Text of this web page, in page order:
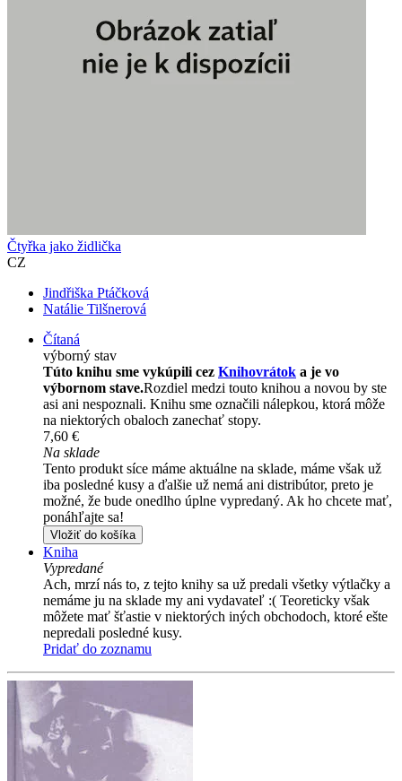
Čtyřka jako židlička
CZ
Jindřiška Ptáčková
Natálie Tilšnerová
Čítaná
výborný stav
Túto knihu sme vykúpili cez Knihovrátok a je vo
výbornom stave.Rozdiel medzi touto knihou a novou by ste
asi ani nespoznali. Knihu sme označili nálepkou, ktorá môže
na niektorých obaloch zanechať stopy.
7,60 €
Na sklade
Tento produkt síce máme aktuálne na sklade, máme však už
iba posledné kusy a ďalšie už nemá ani distribútor, preto je
možné, že bude onedlho úplne vypredaný. Ak ho chcete mať,
ponáhľajte sa!
Vložiť do košíka
Kniha
Vypredané
Ach, mrzí nás to, z tejto knihy sa už predali všetky výtlačky a
nemáme ju na sklade my ani vydavateľ :( Teoreticky však
môžete mať šťastie v niektorých iných obchodoch, ktoré ešte
nepredali posledné kusy.
Pridať do zoznamu